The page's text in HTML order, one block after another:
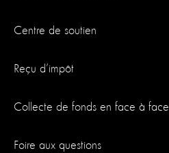
Centre de soutien
Reçu d’impôt
Collecte de fonds en face à face
Foire aux questions